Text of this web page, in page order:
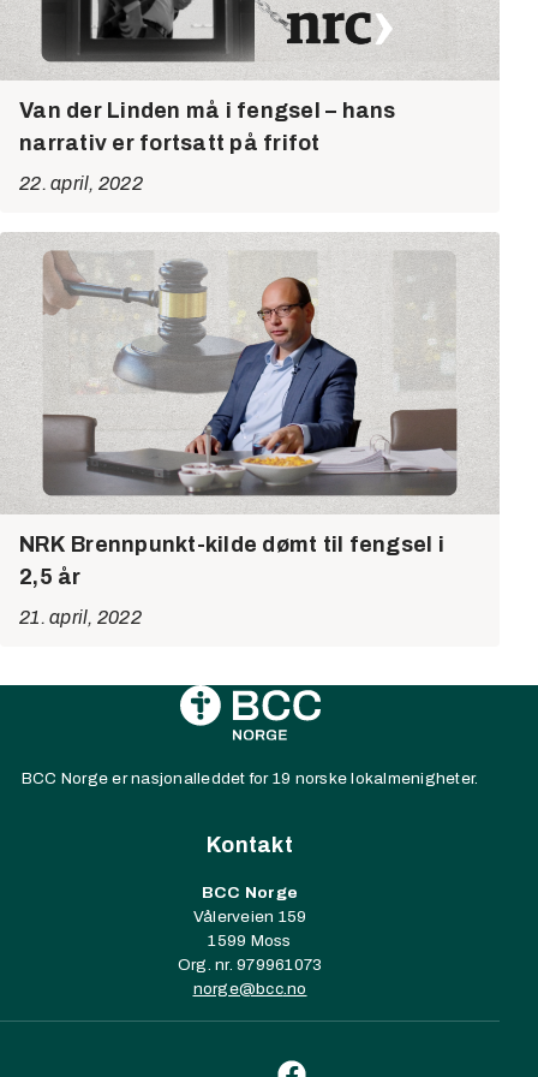
Van der Linden må i fengsel – hans
narrativ er fortsatt på frifot
22. april, 2022
NRK Brennpunkt-kilde dømt til fengsel i
2,5 år
21. april, 2022
BCC Norge er nasjonalleddet for 19 norske lokalmenigheter.
Kontakt
BCC Norge
Vålerveien 159
1599 Moss
Org. nr. 979961073
norge@bcc.no